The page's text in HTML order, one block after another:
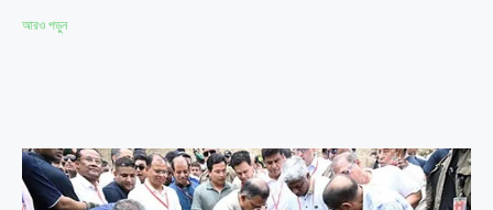
আরও পড়ুন